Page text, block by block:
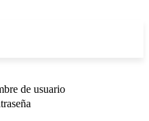
de usuario